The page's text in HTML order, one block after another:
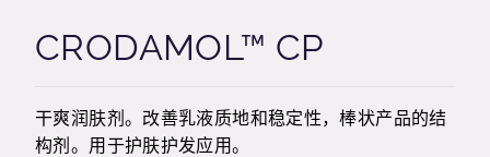
CRODAMOL™ CP
干爽润肤剂。改善乳液质地和稳定性，棒状产品的结
构剂。用于护肤护发应用。